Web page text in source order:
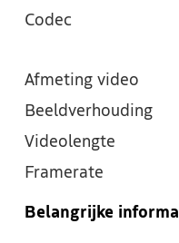
Codec
Afmeting video
Beeldverhouding
Videolengte
Framerate
Belangrijke